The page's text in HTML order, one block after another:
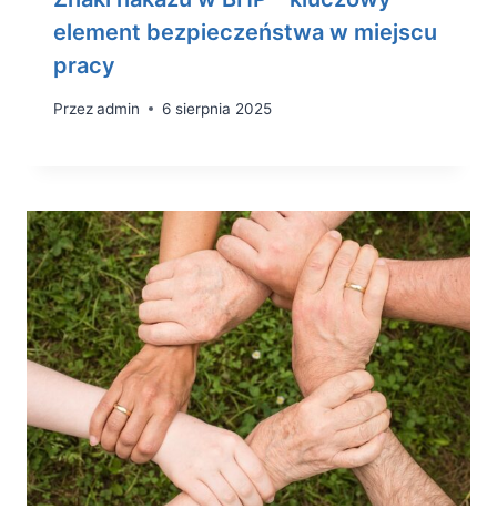
element bezpieczeństwa w miejscu
pracy
Przezadmin 6 sierpnia 2025